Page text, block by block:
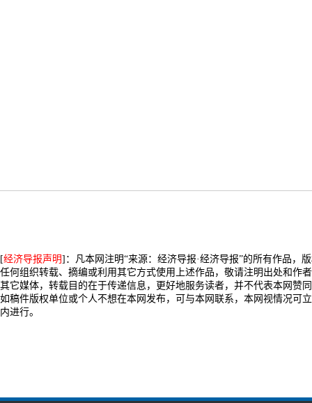
[经济导报声明]：凡本网注明“来源：经济导报·经济导报”的所有作品，
任何组织转载、摘编或利用其它方式使用上述作品，敬请注明出处和作
其它媒体，转载目的在于传递信息，更好地服务读者，并不代表本网赞
如稿件版权单位或个人不想在本网发布，可与本网联系，本网视情况可
内进行。